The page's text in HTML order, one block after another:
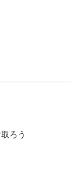
ろう